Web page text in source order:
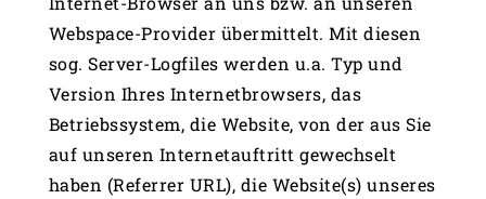
Webspace-Provider übermittelt. Mit diesen
sog. Server-Logfiles werden u.a. Typ und
Version Ihres Internetbrowsers, das
Betriebssystem, die Website, von der aus Sie
auf unseren Internetauftritt gewechselt
haben (Referrer URL), die Website(s) unseres